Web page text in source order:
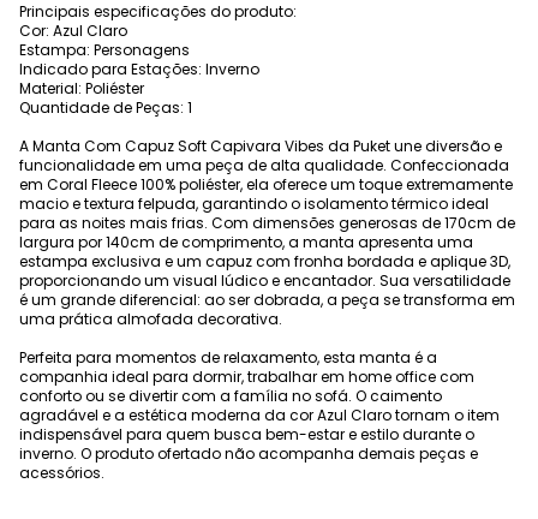
Principais especificações do produto:
Cor: Azul Claro
Estampa: Personagens
Indicado para Estações: Inverno
Material: Poliéster
Quantidade de Peças: 1
A Manta Com Capuz Soft Capivara Vibes da Puket une diversão e
funcionalidade em uma peça de alta qualidade. Confeccionada
em Coral Fleece 100% poliéster, ela oferece um toque extremamente
macio e textura felpuda, garantindo o isolamento térmico ideal
para as noites mais frias. Com dimensões generosas de 170cm de
largura por 140cm de comprimento, a manta apresenta uma
estampa exclusiva e um capuz com fronha bordada e aplique 3D,
proporcionando um visual lúdico e encantador. Sua versatilidade
é um grande diferencial: ao ser dobrada, a peça se transforma em
uma prática almofada decorativa.
Perfeita para momentos de relaxamento, esta manta é a
companhia ideal para dormir, trabalhar em home office com
conforto ou se divertir com a família no sofá. O caimento
agradável e a estética moderna da cor Azul Claro tornam o item
indispensável para quem busca bem-estar e estilo durante o
inverno. O produto ofertado não acompanha demais peças e
acessórios.